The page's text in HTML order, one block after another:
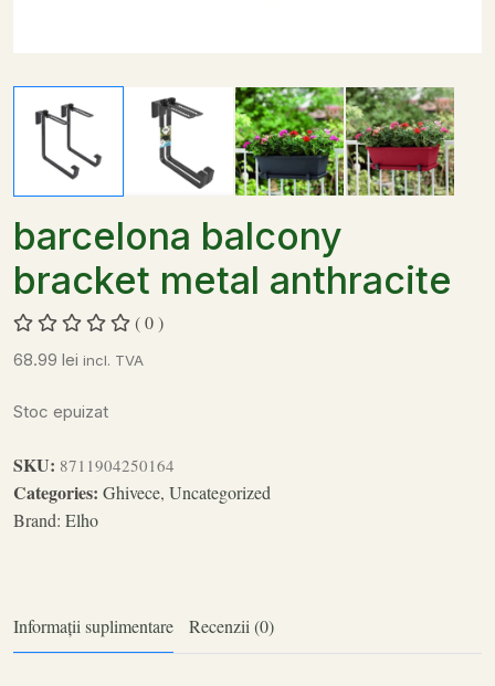
barcelona balcony
bracket metal anthracite
( 0 )
68.99 lei incl. TVA
Stoc epuizat
SKU: 8711904250164
Categories: Ghivece, Uncategorized
Brand: Elho
Informații suplimentare Recenzii (0)